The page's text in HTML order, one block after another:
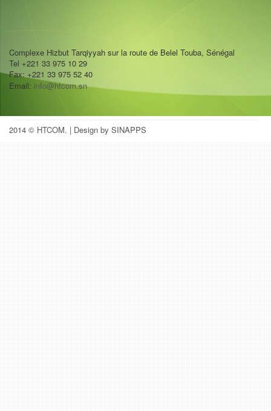
Complexe Hizbut Tarqiyyah sur la route de Belel Touba, Sénégal
Tel +221 33 975 10 29
Fax: +221 33 975 52 40
Email: info@htcom.sn
2014 © HTCOM. | Design by SINAPPS